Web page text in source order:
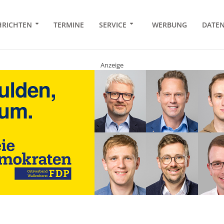
TERMINE SERVICE WERBUNG
Anzeige